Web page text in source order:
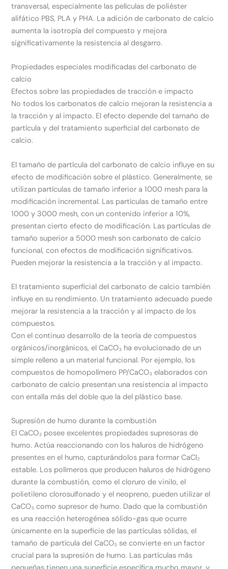
transversal, especialmente las películas de poliéster
alifático PBS, PLA y PHA. La adición de carbonato de calcio
aumenta la isotropía del compuesto y mejora
significativamente la resistencia al desgarro.
Propiedades especiales modificadas del carbonato de
calcio
Efectos sobre las propiedades de tracción e impacto
No todos los carbonatos de calcio mejoran la resistencia a
la tracción y al impacto. El efecto depende del tamaño de
partícula y del tratamiento superficial del carbonato de
calcio.
El tamaño de partícula del carbonato de calcio influye en su
efecto de modificación sobre el plástico. Generalmente, se
utilizan partículas de tamaño inferior a 1000 mesh para la
modificación incremental. Las partículas de tamaño entre
1000 y 3000 mesh, con un contenido inferior a 10%,
presentan cierto efecto de modificación. Las partículas de
tamaño superior a 5000 mesh son carbonato de calcio
funcional, con efectos de modificación significativos.
Pueden mejorar la resistencia a la tracción y al impacto.
El tratamiento superficial del carbonato de calcio también
influye en su rendimiento. Un tratamiento adecuado puede
mejorar la resistencia a la tracción y al impacto de los
compuestos.
Con el continuo desarrollo de la teoría de compuestos
orgánicos/inorgánicos, el CaCO₃ ha evolucionado de un
simple relleno a un material funcional. Por ejemplo, los
compuestos de homopolímero PP/CaCO₃ elaborados con
carbonato de calcio presentan una resistencia al impacto
con entalla más del doble que la del plástico base.
Supresión de humo durante la combustión
El CaCO₃ posee excelentes propiedades supresoras de
humo. Actúa reaccionando con los haluros de hidrógeno
presentes en el humo, capturándolos para formar CaCl₂
estable. Los polímeros que producen haluros de hidrógeno
durante la combustión, como el cloruro de vinilo, el
polietileno clorosulfonado y el neopreno, pueden utilizar el
CaCO₃ como supresor de humo. Dado que la combustión
es una reacción heterogénea sólido-gas que ocurre
únicamente en la superficie de las partículas sólidas, el
tamaño de partícula del CaCO₃ se convierte en un factor
crucial para la supresión de humo. Las partículas más